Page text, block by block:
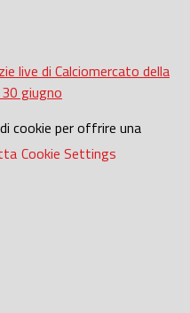
live di Calciomercato della
giugno
cookie per offrire una
Cookie Settings